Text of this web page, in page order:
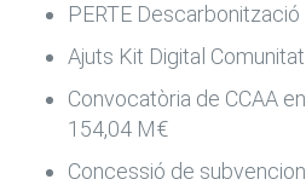
PERTE
Ajuts Kit Digital
Convocatòria de CCAA
154,04 M€
Concessió de